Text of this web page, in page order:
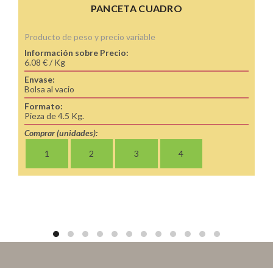
PANCETA CUADRO
Producto de peso y precio variable
Información sobre Precio:
6.08 € / Kg
Envase:
Bolsa al vacio
Formato:
Pieza de 4.5 Kg.
Comprar (unidades):
1
2 3 4